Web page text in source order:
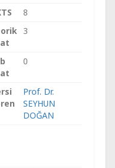
8
3
0
Prof. Dr.
SEYHUN
DOĞAN